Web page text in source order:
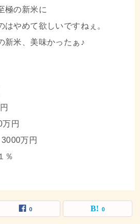
極の新米に
はやめて欲しいですねぇ。
新米、美味かったぁ♪
円
万円
％
0 0